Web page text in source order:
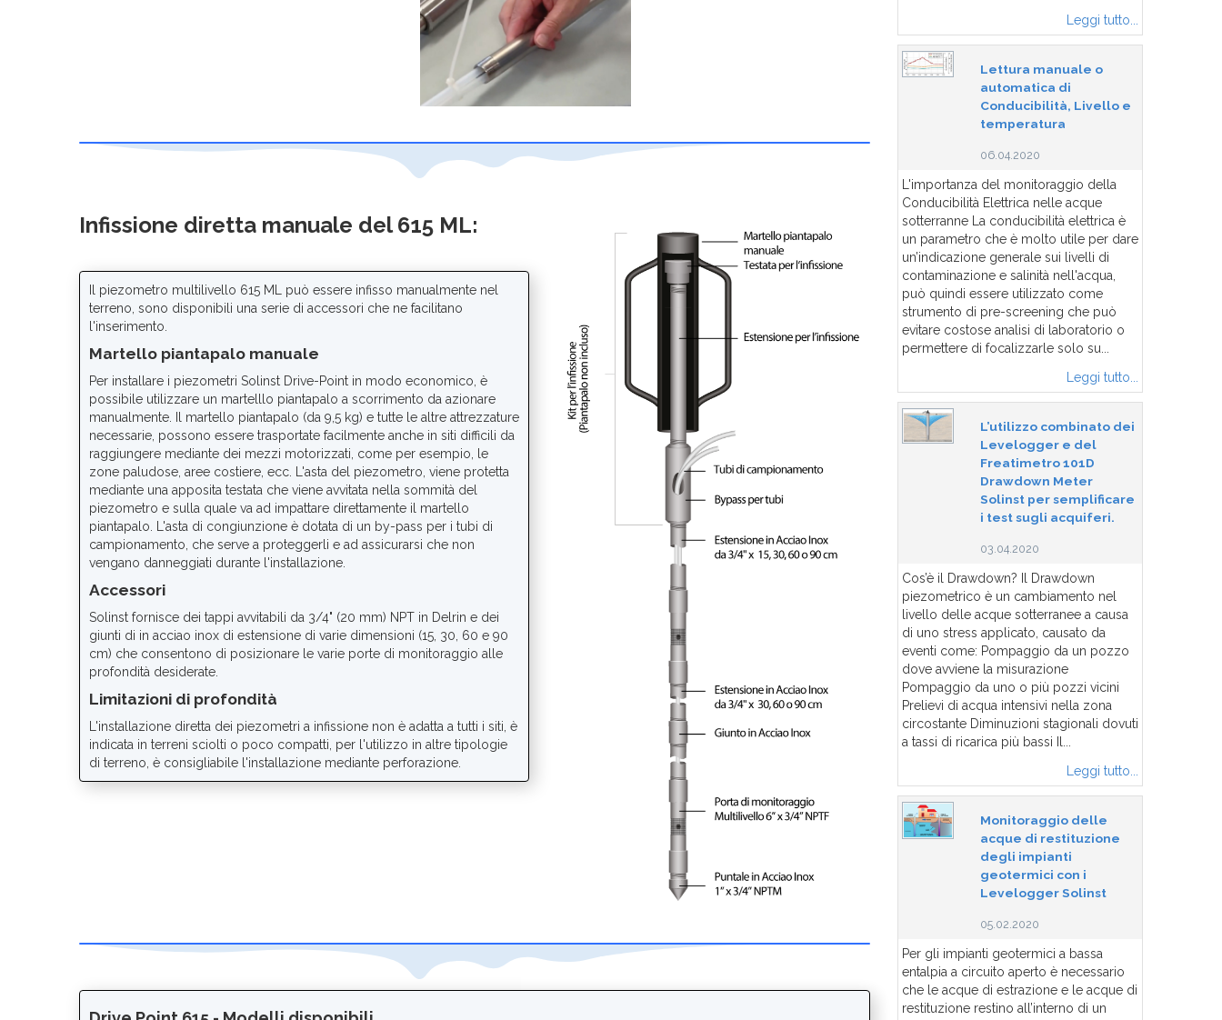
Infissione diretta manuale del 615 ML:
Il piezometro multilivello 615 ML può essere infisso manualmente nel
terreno, sono disponibili una serie di accessori che ne facilitano
l'inserimento.
Martello piantapalo manuale
Per installare i piezometri Solinst Drive-Point in modo economico, è
possibile utilizzare un martelllo piantapalo a scorrimento da azionare
manualmente. Il martello piantapalo (da 9,5 kg) e tutte le altre attrezzature
necessarie, possono essere trasportate facilmente anche in siti difficili da
raggiungere mediante dei mezzi motorizzati, come per esempio, le
zone paludose, aree costiere, ecc. L'asta del piezometro, viene protetta
mediante una apposita testata che viene avvitata nella sommità del
piezometro e sulla quale va ad impattare direttamente il martello
piantapalo. L'asta di congiunzione è dotata di un by-pass per i tubi di
campionamento, che serve a proteggerli e ad assicurarsi che non
vengano danneggiati durante l'installazione.
Accessori
Solinst fornisce dei tappi avvitabili da 3/4" (20 mm) NPT in Delrin e dei
giunti di in acciao inox di estensione di varie dimensioni (15, 30, 60 e 90
cm) che consentono di posizionare le varie porte di monitoraggio alle
profondità desiderate.
Limitazioni di profondità
L'installazione diretta dei piezometri a infissione non è adatta a tutti i siti, è
indicata in terreni sciolti o poco compatti, per l'utilizzo in altre tipologie
di terreno, è consigliabile l'installazione mediante perforazione.
Leggi tutto...
Lettura manuale o
automatica di
Conducibilità, Livello e
temperatura
06.04.2020
L'importanza del monitoraggio della
Conducibilità Elettrica nelle acque
sotterranne La conducibilità elettrica è
un parametro che è molto utile per dare
un’indicazione generale sui livelli di
contaminazione e salinità nell'acqua,
può quindi essere utilizzato come
strumento di pre-screening che può
evitare costose analisi di laboratorio o
permettere di focalizzarle solo su...
Leggi tutto...
L’utilizzo combinato dei
Levelogger e del
Freatimetro 101D
Drawdown Meter
Solinst per semplificare
i test sugli acquiferi.
03.04.2020
Cos’è il Drawdown? Il Drawdown
piezometrico è un cambiamento nel
livello delle acque sotterranee a causa
di uno stress applicato, causato da
eventi come: Pompaggio da un pozzo
dove avviene la misurazione
Pompaggio da uno o più pozzi vicini
Prelievi di acqua intensivi nella zona
circostante Diminuzioni stagionali dovuti
a tassi di ricarica più bassi Il...
Leggi tutto...
Monitoraggio delle
acque di restituzione
degli impianti
geotermici con i
Levelogger Solinst
05.02.2020
Per gli impianti geotermici a bassa
entalpia a circuito aperto è necessario
che le acque di estrazione e le acque di
restituzione restino all’interno di un